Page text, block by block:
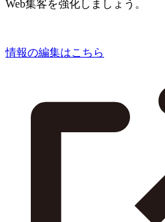
Web集客を強化しましょう。
情報の編集はこちら